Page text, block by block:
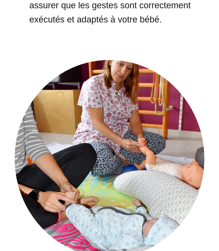
assurer que les gestes sont correctement
exécutés et adaptés à votre bébé.